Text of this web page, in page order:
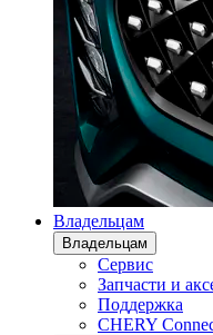
Владельцам
Владельцам
Сервис
Запчасти и
Поддержка
CHERY